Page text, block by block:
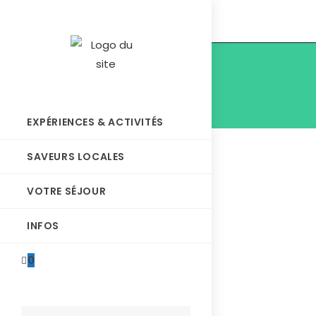
EXPÉRIENCES & ACTIVITÉS
SAVEURS LOCALES
VOTRE SÉJOUR
INFOS
0